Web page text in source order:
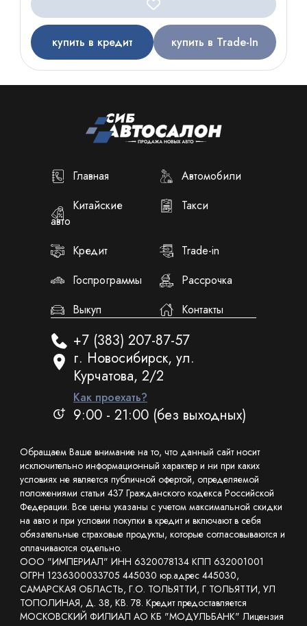
купить в кредит купить в Trade-In
Главная
Автомобили
Китайские
авто
Такси
Кредит
Trade-in
Госпрограммы
Рассрочка
Выкуп
Контакты
+7 (383) 207-87-57
г. Новосибирск, ул.
Курчатова, 2/2
Как проехать?
9:00 - 21:00 (без выходных)
Обращаем Ваше внимание на то, что данный сайт носит
исключительно информационный характер и ни при каких
условиях не является публичной офертой, определяемой
положениями статьи 437 Гражданского кодекса Российской
Федерации. Все цены указаны с учетом максимальной скидки
на авто и при условии покупки в кредит и включают в себя
обязательные страховые продукты, которые согласовываются и
оплачиваются отдельно.
ООО "ИМПЕРИАЛ" ИНН 6320078134 КПП 632001001
ОГРН 1236300033705 445030 юр.адрес 445030,
САМАРСКАЯ ОБЛАСТЬ, Г.О. ТОЛЬЯТТИ, Г ТОЛЬЯТТИ, УЛ
ТОПОЛИНАЯ, Д. 38, КВ. 78. Кредит предоставляется
МОСКОВСКИЙ ФИЛИАЛ АО КБ "МОДУЛЬБАНК" Лицензия